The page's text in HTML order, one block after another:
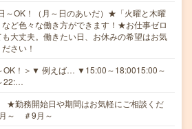
～OK！（月～日のあいだ）★「火曜と木曜
ど色々な働き方ができます！★お仕事ゼロ
大丈夫。働きたい日、お休みの希望はお気
さい！
OK！＞▼ 例えば… ▼15:00～18:0015:00～
22:…
★勤務開始日や期間はお気軽にご相談くだ
～ ＃9月～